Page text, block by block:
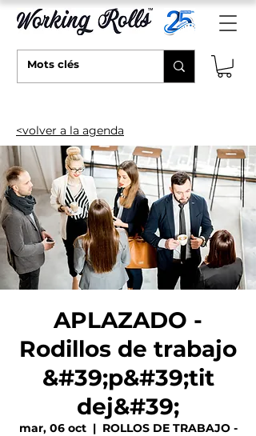
<volver a la agenda
APLAZADO -
Rodillos de trabajo
&#39;p&#39;tit
dej&#39;
mar, 06 oct
  |
ROLLOS DE TRABAJO -